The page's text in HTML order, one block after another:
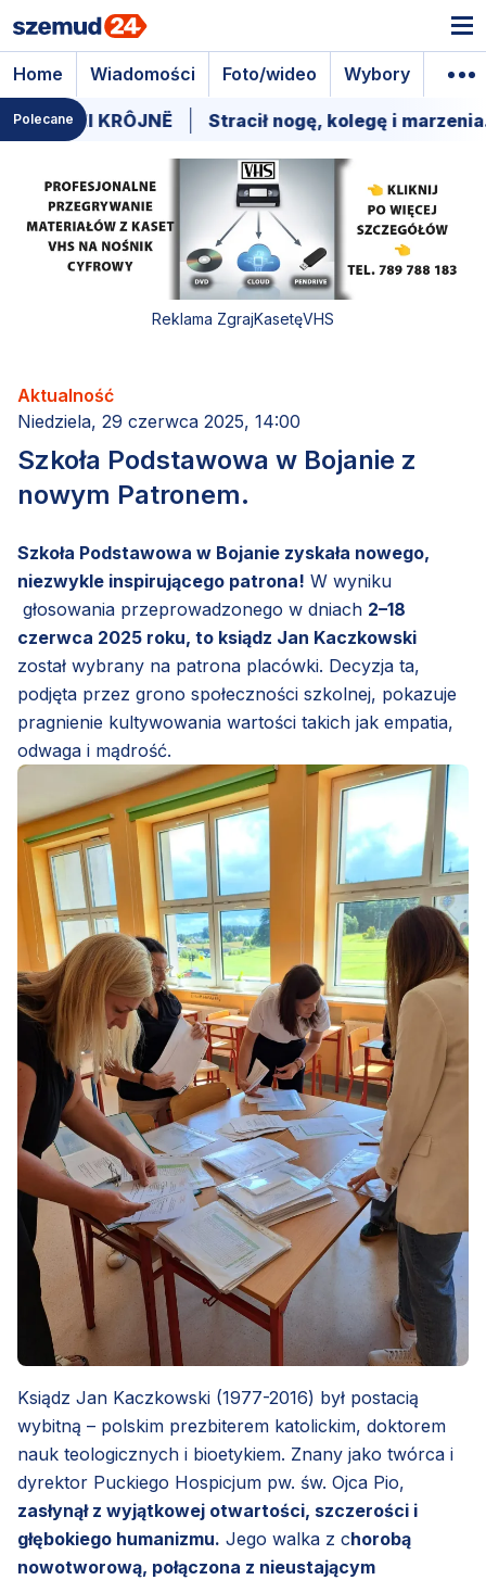
Home Wiadomości Foto/wideo Wybory
PolecaneKRÔJNË Stracił nogę, kolegę i marzenia.
Reklama ZgrajKasetęVHS
Aktualność
Niedziela, 29 czerwca 2025, 14:00
Szkoła Podstawowa w Bojanie z
nowym Patronem.
Szkoła Podstawowa w Bojanie zyskała nowego,
niezwykle inspirującego patrona! W wyniku
głosowania przeprowadzonego w dniach 2–18
czerwca 2025 roku, to ksiądz Jan Kaczkowski
został wybrany na patrona placówki. Decyzja ta,
podjęta przez grono społeczności szkolnej, pokazuje
pragnienie kultywowania wartości takich jak empatia,
odwaga i mądrość.
Ksiądz Jan Kaczkowski (1977-2016) był postacią
wybitną – polskim prezbiterem katolickim, doktorem
nauk teologicznych i bioetykiem. Znany jako twórca i
dyrektor Puckiego Hospicjum pw. św. Ojca Pio,
zasłynął z wyjątkowej otwartości, szczerości i
głębokiego humanizmu. Jego walka z chorobą
nowotworową, połączona z nieustającym